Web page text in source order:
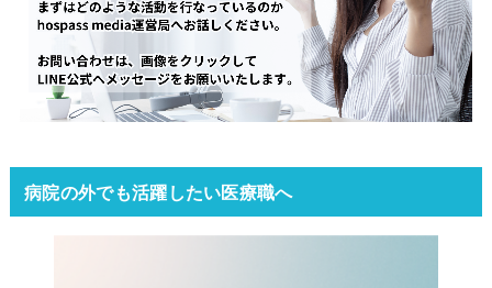
病院の外でも活躍したい医療職へ